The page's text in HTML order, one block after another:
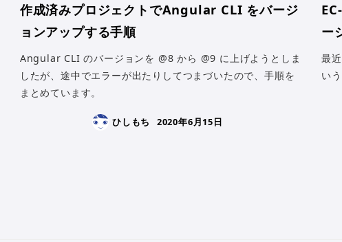
作成済みプロジェクトでAngular CLI をバージ
ョンアップする手順
Angular CLI のバージョンを @8 から @9 に上げようとしま
したが、途中でエラーが出たりしてつまづいたので、手順を
まとめています。
ひしもち 2020年6月15日
ー
最
い